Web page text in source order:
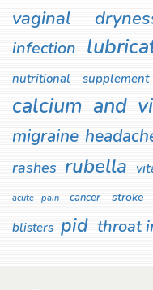
vaginal
infection
nutritional supplement
calcium and
migraine
rashes rubella
acute pain cancer stroke
blisters pid throat